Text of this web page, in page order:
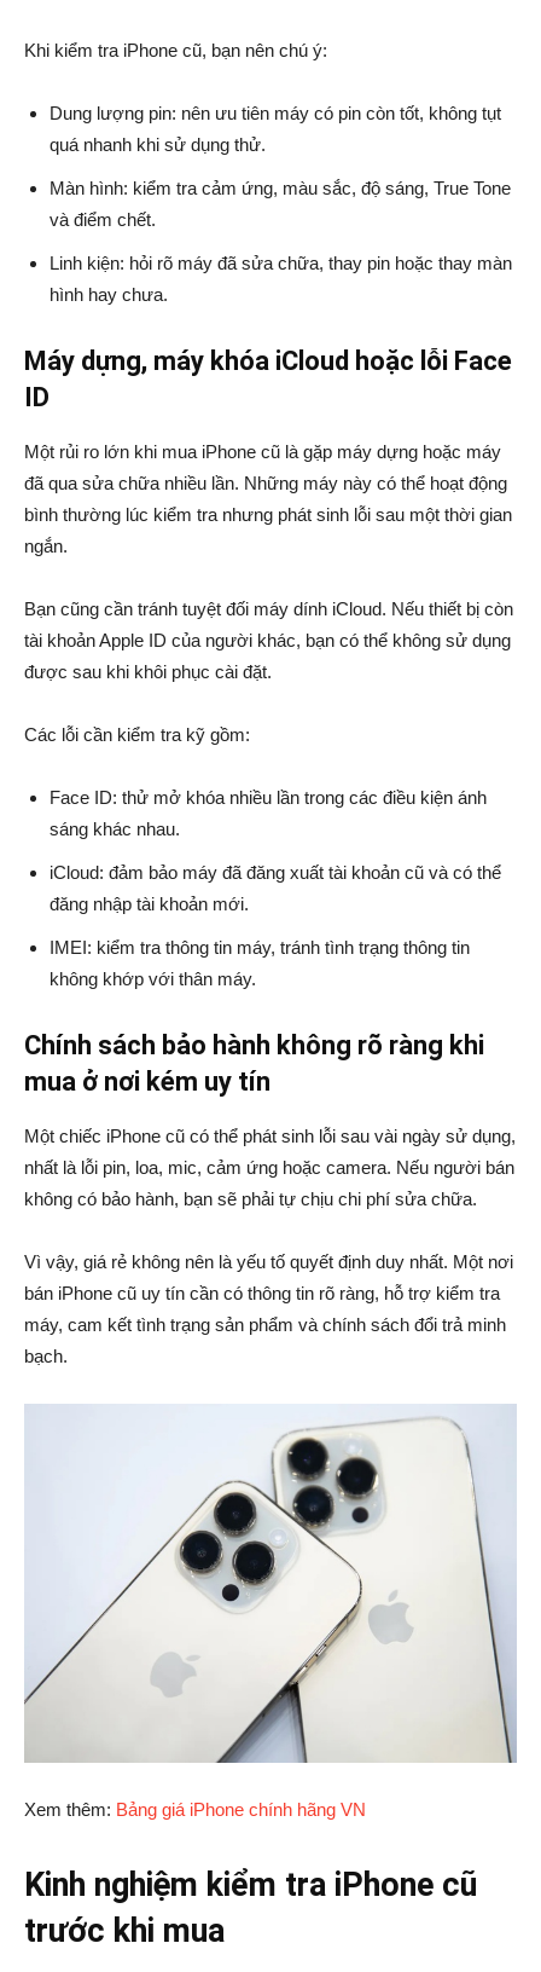
Khi kiểm tra iPhone cũ, bạn nên chú ý:
Dung lượng pin: nên ưu tiên máy có pin còn tốt, không tụt
quá nhanh khi sử dụng thử.
Màn hình: kiểm tra cảm ứng, màu sắc, độ sáng, True Tone
và điểm chết.
Linh kiện: hỏi rõ máy đã sửa chữa, thay pin hoặc thay màn
hình hay chưa.
Máy dựng, máy khóa iCloud hoặc lỗi Face
ID
Một rủi ro lớn khi mua iPhone cũ là gặp máy dựng hoặc máy
đã qua sửa chữa nhiều lần. Những máy này có thể hoạt động
bình thường lúc kiểm tra nhưng phát sinh lỗi sau một thời gian
ngắn.
Bạn cũng cần tránh tuyệt đối máy dính iCloud. Nếu thiết bị còn
tài khoản Apple ID của người khác, bạn có thể không sử dụng
được sau khi khôi phục cài đặt.
Các lỗi cần kiểm tra kỹ gồm:
Face ID: thử mở khóa nhiều lần trong các điều kiện ánh
sáng khác nhau.
iCloud: đảm bảo máy đã đăng xuất tài khoản cũ và có thể
đăng nhập tài khoản mới.
IMEI: kiểm tra thông tin máy, tránh tình trạng thông tin
không khớp với thân máy.
Chính sách bảo hành không rõ ràng khi
mua ở nơi kém uy tín
Một chiếc iPhone cũ có thể phát sinh lỗi sau vài ngày sử dụng,
nhất là lỗi pin, loa, mic, cảm ứng hoặc camera. Nếu người bán
không có bảo hành, bạn sẽ phải tự chịu chi phí sửa chữa.
Vì vậy, giá rẻ không nên là yếu tố quyết định duy nhất. Một nơi
bán iPhone cũ uy tín cần có thông tin rõ ràng, hỗ trợ kiểm tra
máy, cam kết tình trạng sản phẩm và chính sách đổi trả minh
bạch.
Xem thêm: Bảng giá iPhone chính hãng VN
Kinh nghiệm kiểm tra iPhone cũ
trước khi mua